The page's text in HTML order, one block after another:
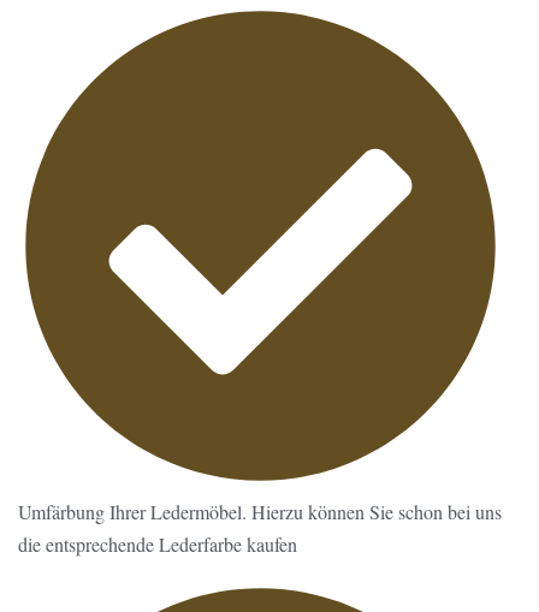
Umfärbung Ihrer Ledermöbel. Hierzu können Sie schon bei uns
die entsprechende Lederfarbe kaufen